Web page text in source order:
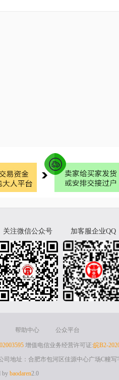
关注微信公众号 加客服企业QQ
帮助中心 公众平台
增值电信业务经营许可证:皖B2-
地址：合肥市包河区佳源中心广场C幢写
by baodaren2.0